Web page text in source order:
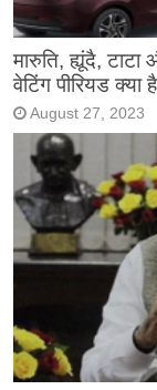
मारुति, ह्यूंदै,
वेटिंग पीरियड क्या
August 27, 2023